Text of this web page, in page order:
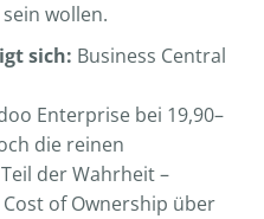
wollen.
sich: Business Central
Enterprise bei 19,90–
die reinen
der Wahrheit –
of Ownership über